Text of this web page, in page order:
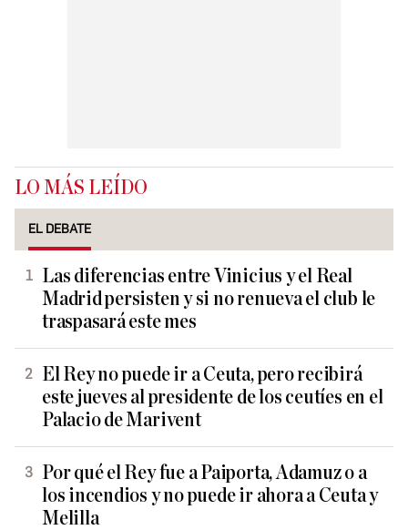
LO MÁS LEÍDO
EL DEBATE
Las diferencias entre Vinicius y el Real
Madrid persisten y si no renueva el club le
traspasará este mes
El Rey no puede ir a Ceuta, pero recibirá
este jueves al presidente de los ceutíes en el
Palacio de Marivent
Por qué el Rey fue a Paiporta, Adamuz o a
los incendios y no puede ir ahora a Ceuta y
Melilla